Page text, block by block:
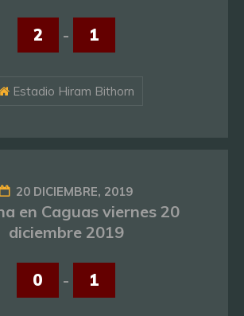
2 - 1
Estadio Hiram Bithorn
20 DICIEMBRE, 2019
en Caguas viernes 20
diciembre 2019
0 - 1